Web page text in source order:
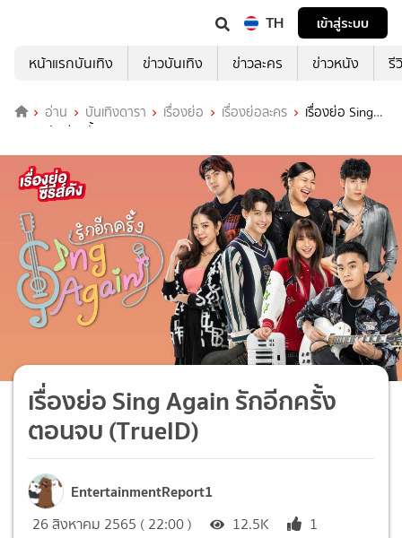
TH
เข้าสู่ระบบ
หน้าแรกบันเทิง
ข่าวบันเทิง ข่าวละคร ข่าวหนัง รี
อ่าน บันเทิงดารา เรื่องย่อ เรื่องย่อละคร
เรื่องย่อ Sing
Again รักอีกครั้ง ตอนจบ (TrueID)
เรื่องย่อ Sing Again รักอีกครั้ง
ตอนจบ (TrueID)
EntertainmentReport1
26 สิงหาคม 2565 ( 22:00 ) 12.5K 1